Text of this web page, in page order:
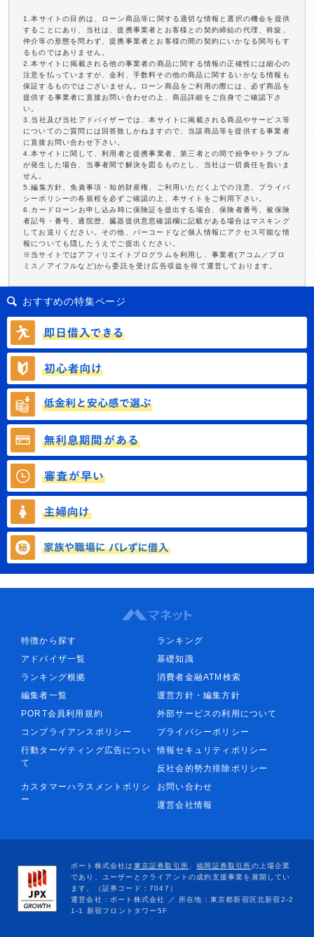
1.本サイトの目的は、ローン商品等に関する適切な情報と選択の機会を提供
することにあり、当社は、提携事業者とお客様との契約締結の代理、斡旋、
仲介等の形態を問わず、提携事業者とお客様の間の契約にいかなる関与もす
るものではありません。
2.本サイトに掲載される他の事業者の商品に関する情報の正確性には細心の
注意を払っていますが、金利、手数料その他の商品に関するいかなる情報も
保証するものではございません。ローン商品をご利用の際には、必ず商品を
提供する事業者に直接お問い合わせの上、商品詳細をご自身でご確認下さ
い。
3.当社及び当社アドバイザーでは、本サイトに掲載される商品やサービス等
についてのご質問には回答致しかねますので、当該商品等を提供する事業者
に直接お問い合わせ下さい。
4.本サイトに関して、利用者と提携事業者、第三者との間で紛争やトラブル
が発生した場合、当事者間で解決を図るものとし、当社は一切責任を負いま
せん。
5.編集方針、免責事項・知的財産権、ご利用いただく上での注意、プライバ
シーポリシーの各規程を必ずご確認の上、本サイトをご利用下さい。
6.カードローンお申し込み時に保険証を提出する場合、保険者番号、被保険
者記号・番号、通院歴、臓器提供意思確認欄に記載がある場合はマスキング
してお送りください。その他、バーコードなど個人情報にアクセス可能な情
報についても隠したうえでご提出ください。
※当サイトではアフィリエイトプログラムを利用し、事業者(アコム／プロ
ミス／アイフルなど)から委託を受け広告収益を得て運営しております。
おすすめの特集ページ
特徴から探す
ランキング
アドバイザ一覧
基礎知識
ランキング根拠
消費者金融ATM検索
編集者一覧
運営方針・編集方針
PORT会員利用規約
外部サービスの利用について
コンプライアンスポリシー
プライバシーポリシー
行動ターゲティング広告につい
て
情報セキュリティポリシー
反社会的勢力排除ポリシー
カスタマーハラスメントポリシ
ー
お問い合わせ
運営会社情報